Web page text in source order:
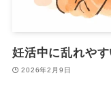
妊活中に乱れや
2026年2月9日